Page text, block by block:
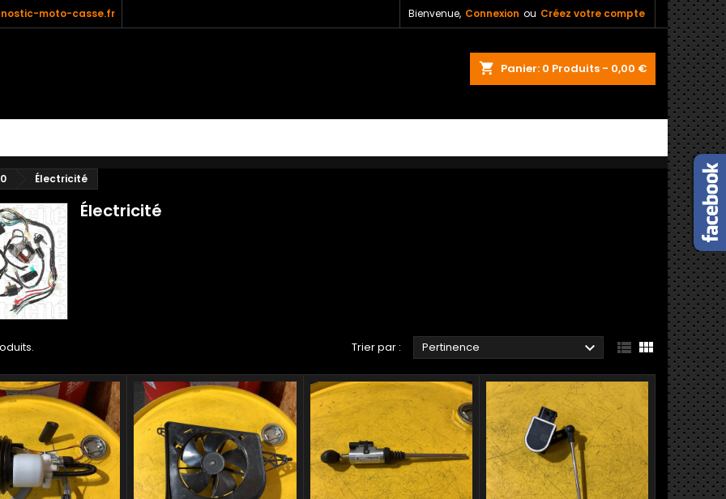
moto-casse.fr Bienvenue, Connexion ou Créez votre compte
shopping_cart Panier: 0 Produits - 0,00 €
Électricité
Électricité
Trier par : Pertinence   